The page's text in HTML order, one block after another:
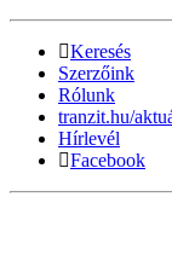
Keresés
Szerzőink
Rólunk
tranzit.hu/
Hírlevél
Facebook